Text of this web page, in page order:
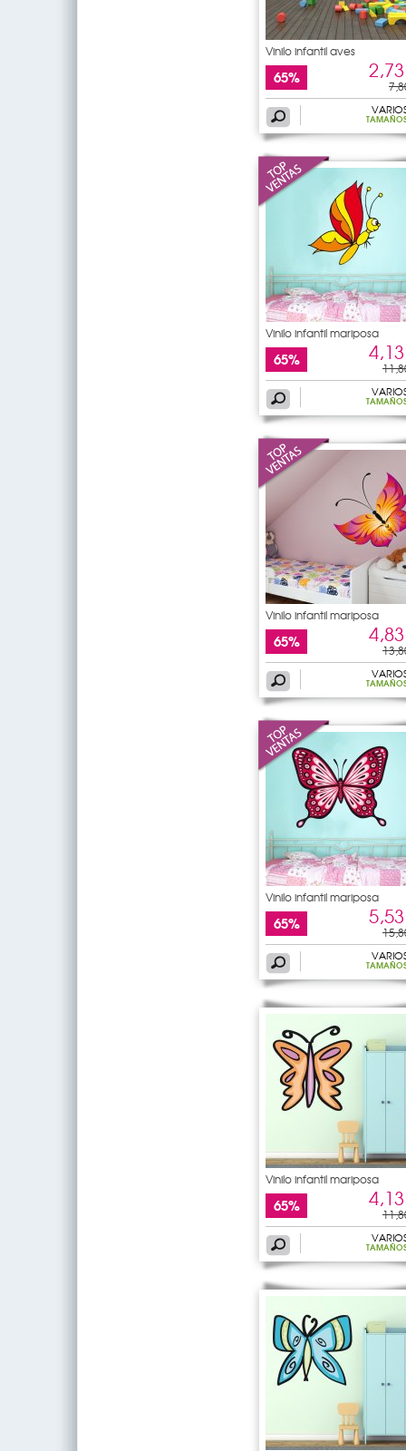
Vinilo infantil aves
65%
Vinilo infantil mariposa
65%
Vinilo infantil mariposa
65%
Vinilo infantil mariposa
65%
Vinilo infantil mariposa
65%